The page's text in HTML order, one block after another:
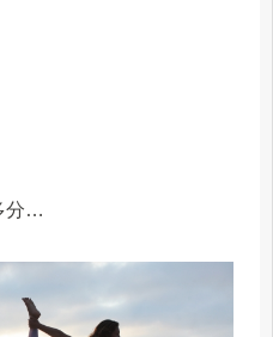
分…